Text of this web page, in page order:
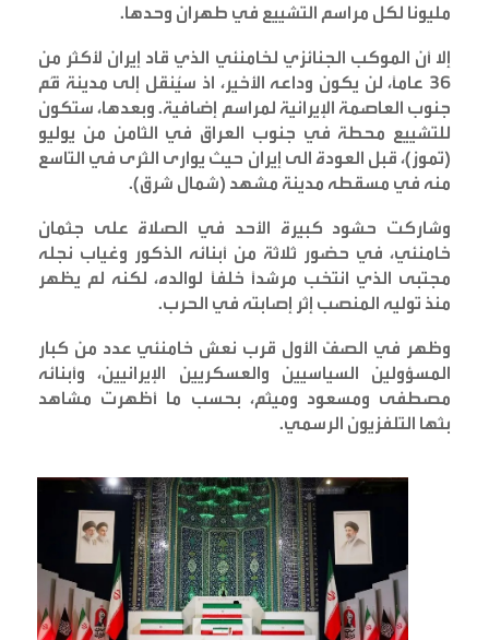
مليونا لكل مراسم التشييع في طهران وحدها.
إلا أن الموكب الجنائزي لخامنئي الذي قاد إيران لأكثر من
36 عاماً، لن يكون وداعه الأخير، اذ سيُنقل إلى مدينة قُم
جنوب العاصمة الإيرانية لمراسم إضافية. وبعدها، ستكون
للتشييع محطة في جنوب العراق في الثامن من يوليو
(تموز)، قبل العودة الى إيران حيث يوارى الثرى في التاسع
منه في مسقطه مدينة مشهد (شمال شرق).
وشاركت حشود كبيرة الأحد في الصلاة على جثمان
خامنئي، في حضور ثلاثة من أبنائه الذكور وغياب نجله
مجتبى الذي انتخب مرشداً خلفاً لوالده، لكنه لم يظهر
منذ توليه المنصب إثر إصابته في الحرب.
وظهر في الصفّ الأول قرب نعش خامنئي عدد من كبار
المسؤولين السياسيين والعسكريين الإيرانيين، وأبنائه
مصطفى ومسعود وميثم، بحسب ما أظهرت مشاهد
بثها التلفزيون الرسمي.